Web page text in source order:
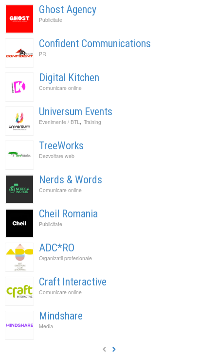
Ghost Agency
Publicitate
Confident Communications
PR
Digital Kitchen
Comunicare online
Universum Events
Evenimente / BTL, Training
TreeWorks
Dezvoltare web
Nerds & Words
Comunicare online
Cheil Romania
Publicitate
ADC*RO
Organizatii profesionale
Craft Interactive
Comunicare online
Mindshare
Media